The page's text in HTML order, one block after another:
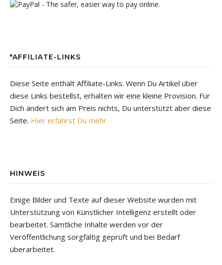
*AFFILIATE-LINKS
Diese Seite enthält Affiliate-Links. Wenn Du Artikel über
diese Links bestellst, erhalten wir eine kleine Provision. Für
Dich ändert sich am Preis nichts, Du unterstützt aber diese
Seite. Hier erfährst Du mehr
HINWEIS
Einige Bilder und Texte auf dieser Website wurden mit
Unterstützung von Künstlicher Intelligenz erstellt oder
bearbeitet. Sämtliche Inhalte werden vor der
Veröffentlichung sorgfältig geprüft und bei Bedarf
überarbeitet.